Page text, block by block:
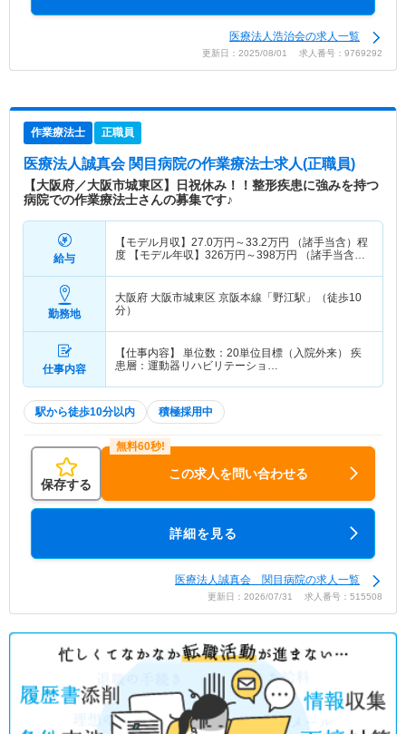
医療法人浩治会の求人一覧
更新日：2025/08/01 求人番号：9769292
作業療法士 正職員
医療法人誠真会 関目病院の作業療法士求人(正職員)
【大阪府／大阪市城東区】日祝休み！！整形疾患に強みを持つ
病院での作業療法士さんの募集です♪
給与
【モデル月収】 27.0万円～33.2万円
（諸手当含）程
度 【モデル年収】 326万円～398万円
（諸手当含）
勤務地
大阪府 大阪市城東区 京阪本線「野江駅」（徒歩10
分）
仕事内容
【仕事内容】 単位数：20単位目標（入院外来） 疾
患層：運動器リハビリテーショ…
駅から徒歩10分以内 積極採用中
保存する
この求人を問い合わせる
詳細を見る
医療法人誠真会 関目病院の求人一覧
更新日：2026/07/31 求人番号：515508